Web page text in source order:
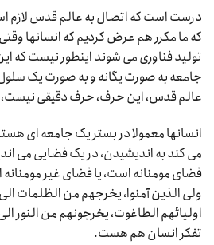
درست است که اتصال به عالم قدس
که ما مکرر هم عرض کردیم که انسانها
تولید فناوری می شوند اینطور نیست که
جامعه به صورت یگانه و به صورت یک
عالم قدس، این حرف، حرف دقیقی نیست،
انسانها معمولا در بستر یک جامعه ای
می کند به اندیشیدن، در یک فضایی می
فضای مومنانه است، یا فضای غیر مومنانه
ولی الذین آمنوا، یخرجهم من الظلمات الی
اولیائهم الطاغوت، یخرجونهم من النور
تفکر انسان هم هست.